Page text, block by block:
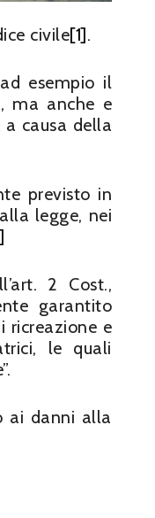
civile[1].
esempio il
ma anche e
causa della
previsto in
legge, nei
2 Cost.,
garantito
ricreazione e
le quali
ai danni alla